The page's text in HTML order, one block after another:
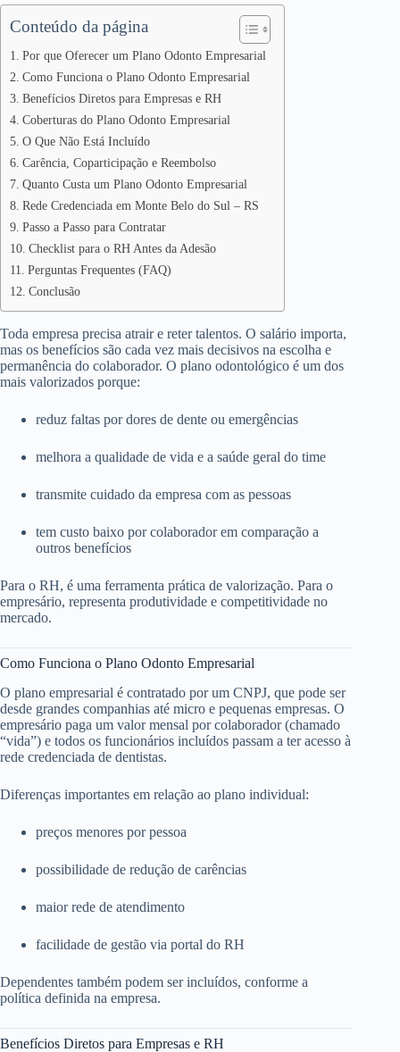
Conteúdo da página
Por que Oferecer um Plano Odonto Empresarial
Como Funciona o Plano Odonto Empresarial
Benefícios Diretos para Empresas e RH
Coberturas do Plano Odonto Empresarial
O Que Não Está Incluído
Carência, Coparticipação e Reembolso
Quanto Custa um Plano Odonto Empresarial
Rede Credenciada em Monte Belo do Sul – RS
Passo a Passo para Contratar
Checklist para o RH Antes da Adesão
Perguntas Frequentes (FAQ)
Conclusão
Toda empresa precisa atrair e reter talentos. O salário importa,
mas os benefícios são cada vez mais decisivos na escolha e
permanência do colaborador. O plano odontológico é um dos
mais valorizados porque:
reduz faltas por dores de dente ou emergências
melhora a qualidade de vida e a saúde geral do time
transmite cuidado da empresa com as pessoas
tem custo baixo por colaborador em comparação a
outros benefícios
Para o RH, é uma ferramenta prática de valorização. Para o
empresário, representa produtividade e competitividade no
mercado.
Como Funciona o Plano Odonto Empresarial
O plano empresarial é contratado por um CNPJ, que pode ser
desde grandes companhias até micro e pequenas empresas. O
empresário paga um valor mensal por colaborador (chamado
“vida”) e todos os funcionários incluídos passam a ter acesso à
rede credenciada de dentistas.
Diferenças importantes em relação ao plano individual:
preços menores por pessoa
possibilidade de redução de carências
maior rede de atendimento
facilidade de gestão via portal do RH
Dependentes também podem ser incluídos, conforme a
política definida na empresa.
Benefícios Diretos para Empresas e RH